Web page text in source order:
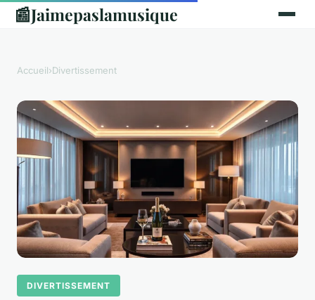
📰Jaimepaslamusique
Accueil›Divertissement
DIVERTISSEMENT